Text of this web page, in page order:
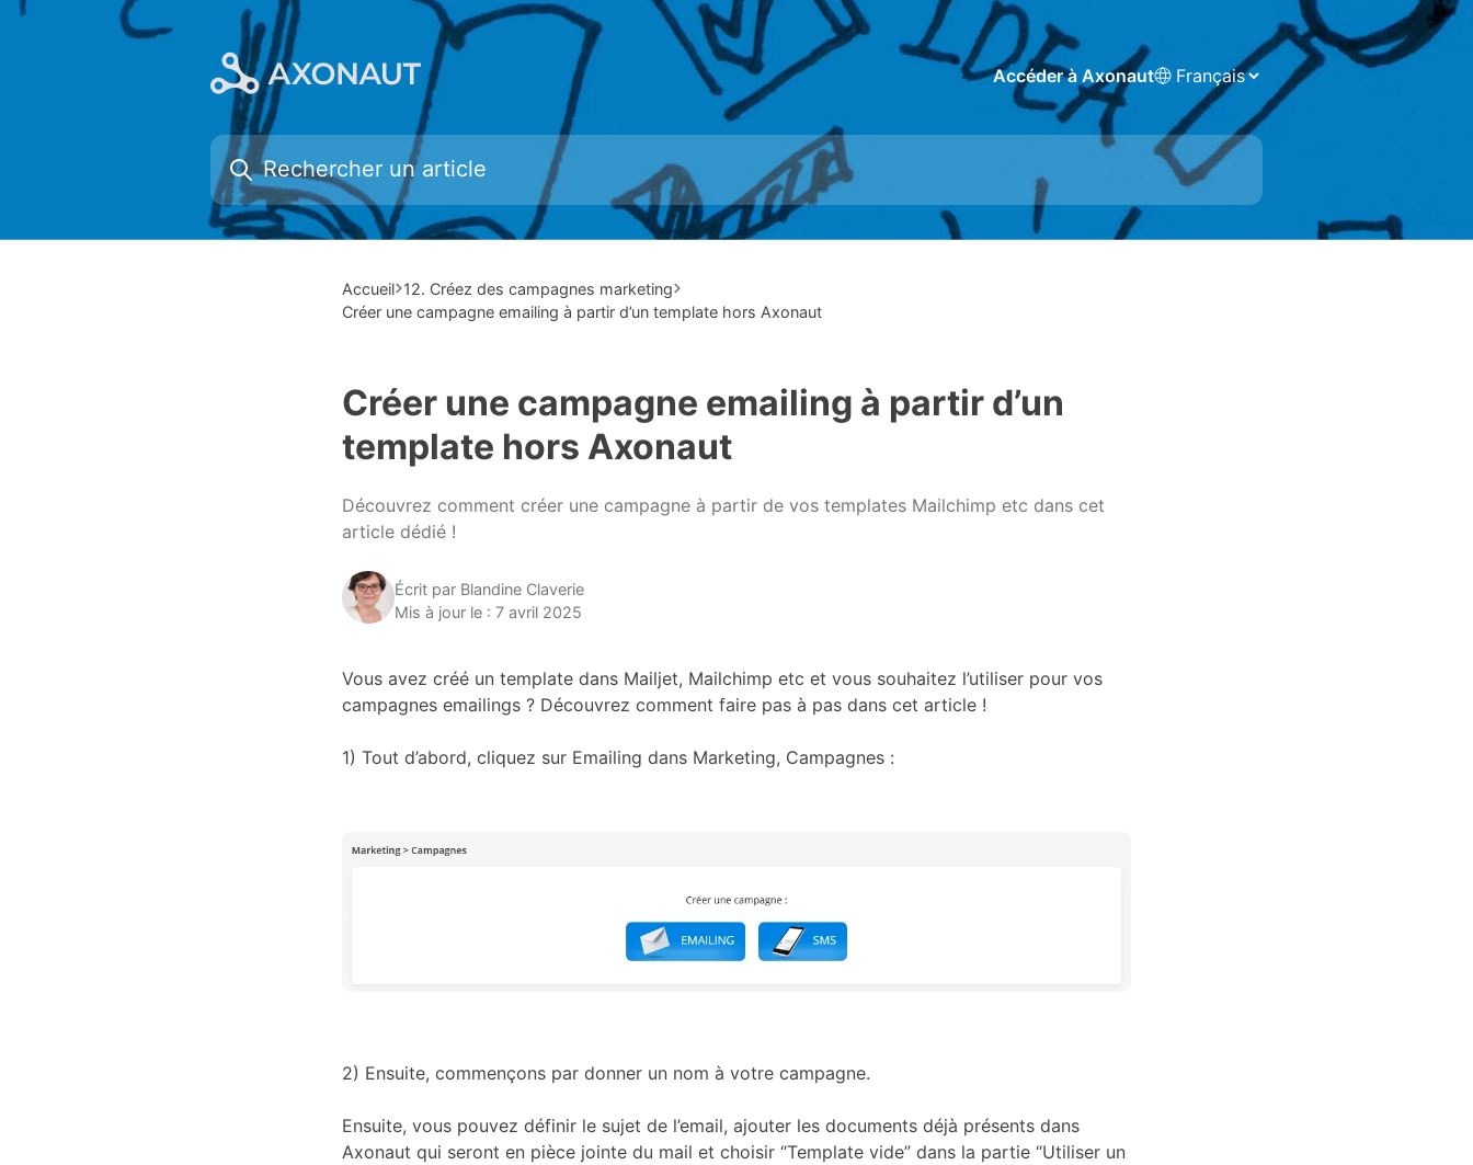
Skip
Accéder à Axonaut
Accueil 12. Créez des campagnes marketing
Créer une campagne emailing à partir d’un template hors Axonaut
Créer une campagne emailing à partir d’un
template hors Axonaut
Découvrez comment créer une campagne à partir de vos templates Mailchimp etc dans cet
article dédié !
Écrit par Blandine Claverie
Mis à jour le : 7 avril 2025
Vous avez créé un template dans Mailjet, Mailchimp etc et vous souhaitez l’utiliser pour vos
campagnes emailings ? Découvrez comment faire pas à pas dans cet article !
1) Tout d’abord, cliquez sur Emailing dans Marketing, Campagnes :
2) Ensuite, commençons par donner un nom à votre campagne.
Ensuite, vous pouvez définir le sujet de l’email, ajouter les documents déjà présents dans
Axonaut qui seront en pièce jointe du mail et choisir “Template vide” dans la partie “Utiliser un